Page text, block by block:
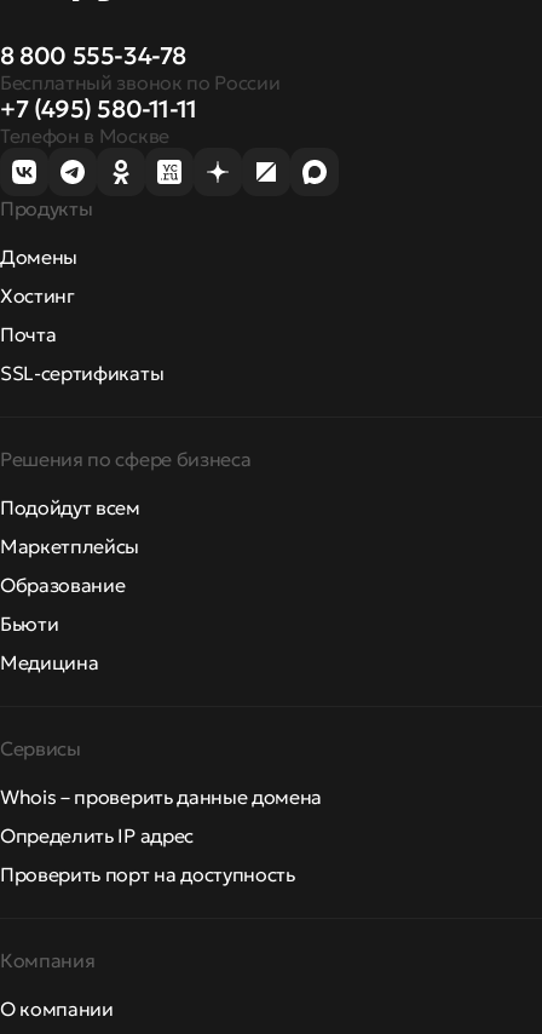
8 800 555-34-78
Бесплатный звонок по России
+7 (495) 580-11-11
Телефон в Москве
Продукты
Домены
Хостинг
Почта
SSL-сертификаты
Решения по сфере бизнеса
Подойдут всем
Маркетплейсы
Образование
Бьюти
Медицина
Сервисы
Whois – проверить данные домена
Определить IP адрес
Проверить порт на доступность
Компания
О компании